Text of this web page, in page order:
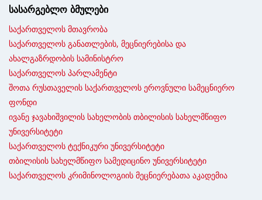
სასარგებლო ბმულები
საქართველოს მთავრობა
საქართველოს განათლების, მეცნიერებისა და
ახალგაზრდობის სამინისტრო
საქართველოს პარლამენტი
შოთა რუსთაველის საქართველოს ეროვნული სამეცნიერო
ფონდი
ივანე ჯავახიშვილის სახელობის თბილისის სახელმწიფო
უნივერსიტეტი
საქართველოს ტექნიკური უნივერსიტეტი
თბილისის სახელმწიფო სამედიცინო უნივერსიტეტი
საქართველოს კრიმინოლოგიის მეცნიერებათა აკადემია